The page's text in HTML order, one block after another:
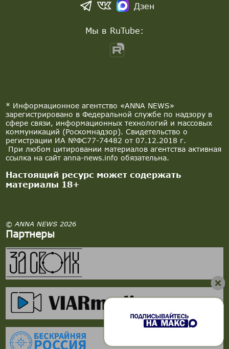
* Информационное агентство «ANNA NEWS»
зарегистрировано в Федеральной службе по надзору в
сфере связи, информационных технологий и массовых
коммуникаций (Роскомнадзор). Свидетельство о
регистрации ИА №ФС77-74482 от 07.12.2018 г.
При любом цитировании материалов агентства активная
ссылка на сайт anna-news.info обязательна.
Настоящий ресурс может содержать
материалы 18+
© ANNA NEWS 2026
Партнеры
Дзен
Мы в RuTube: